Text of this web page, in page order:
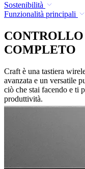
Sostenibilità
Funzionalità principali
COMPLETO
Craft è una tastiera
avanzata e un versatile
ciò che stai facendo e ti
produttività.